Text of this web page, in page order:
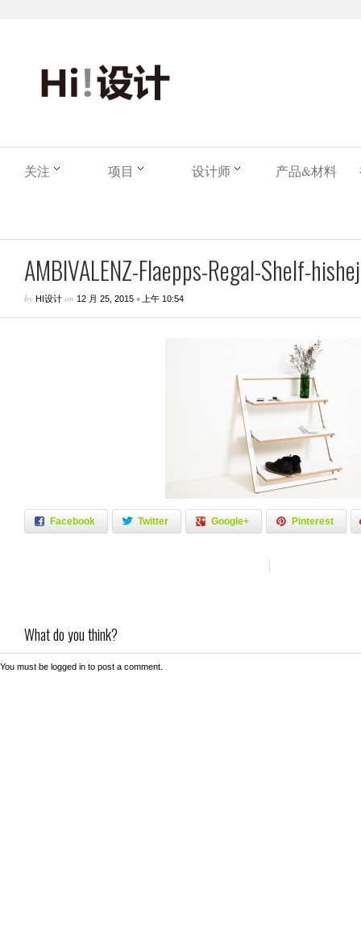
关注 项目 设计师 产品&材料
AMBIVALENZ-Flaepps-Regal-Shelf-
by HI设计 on 12 月 25, 2015 • 上午 10:54
Facebook Twitter Google+ Pinterest
What do you think?
You must be logged in to post a comment.